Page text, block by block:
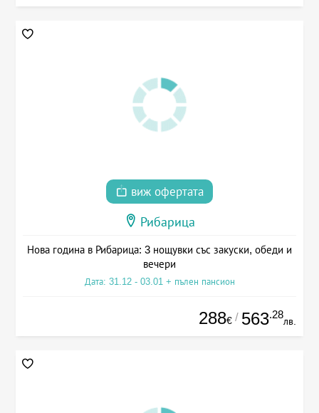
виж офертата
Рибарица
Нова година в Рибарица: 3 нощувки със закуски, обеди и
вечери
Дата: 31.12 - 03.01 + пълен пансион
288€ / 563.28
лв.